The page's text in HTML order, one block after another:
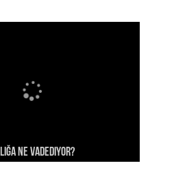
Ne Vadediyor?
Yangın Alarmı